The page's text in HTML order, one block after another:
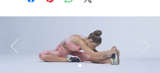
texturas de cabello (cabello grueso,
cómodamente el cabello para
brindar una sujeción segura sin que
se caiga.
Los dientes están redondeados para